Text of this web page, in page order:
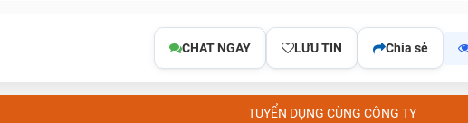
CHAT NGAY LƯU TIN Chia sẻ
TUYỂN DỤNG CÙNG CÔNG TY